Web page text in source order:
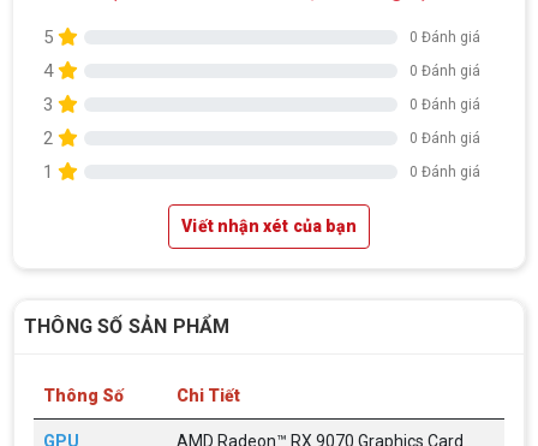
5 0 Đánh giá
4 0 Đánh giá
3 0 Đánh giá
2 0 Đánh giá
1 0 Đánh giá
Viết nhận xét của bạn
THÔNG SỐ SẢN PHẨM
Thông Số Chi Tiết
GPU AMD Radeon™ RX 9070 Graphics Card